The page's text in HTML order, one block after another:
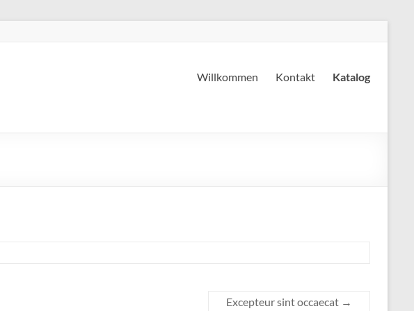
Willkommen Kontakt Katalog
Excepteur sint occaecat →